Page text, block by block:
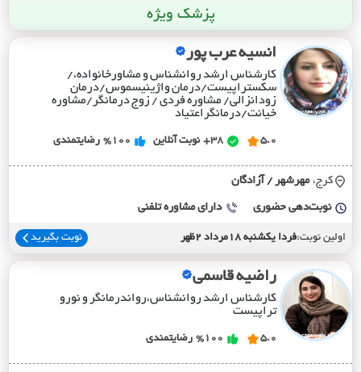
پزشک ویژه
انسیه عرب پور
کارشناس ارشد روانشناس و مشاورخانواده،/
سکستراپیست/درمان واژینیسموس/درمان
زودانزالی/ مشاوره فردی / زوج درمانگر/مشاوره
خیانت/درمانگراعتیاد
5.0
38+ نوبت آنلاین %100 رضایتمندی
کرج، مهرشهر / آزادگان
نوبت‌دهی حضوری دارای مشاوره تلفنی
اولین نوبت:فردا یکشنبه 18مرداد 2ظهر نوبت بگیرید
راضیه قاسمی
کارشناس ارشد روانشناس،رواندرمانگر و نورو
تراپیست
5.0
%100 رضایتمندی